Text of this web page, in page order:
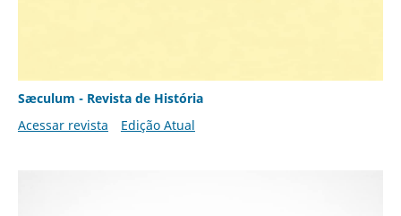
Sæculum - Revista de História
Acessar revista
Edição Atual